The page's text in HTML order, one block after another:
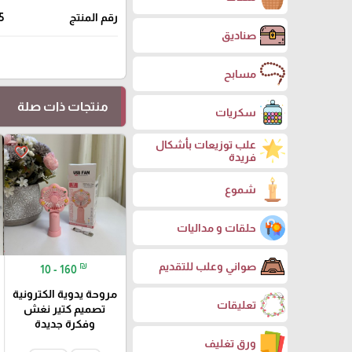
صناديق
مسابح
سكريات
علب توزيعات بأشكال
فريدة
شموع
حلقات و مداليات
صواني وعلب للتقديم
تعليقات
ورق تغليف
رقم المنتج
منتجات ذات صلة
favorite_border
10 - 160 ₪
مروحة يدوية الكترونية
تصميم كتير نغش
وفكرة جديدة